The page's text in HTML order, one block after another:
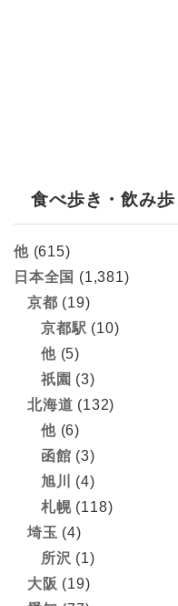
食べ歩き・飲み
他(615)
日本全国 (1,381)
京都 (19)
京都駅 (10)
他(5)
祇園 (3)
北海道 (132)
他(6)
函館 (3)
旭川
(4)
札幌(118)
埼玉 (4)
所沢 (1)
大阪 (19)